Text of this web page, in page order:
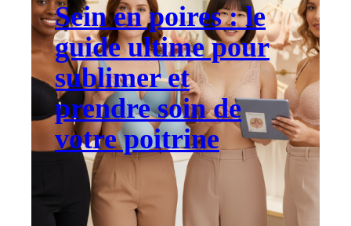
Sein en poires : le
guide ultime pour
sublimer et
prendre soin de
votre poitrine